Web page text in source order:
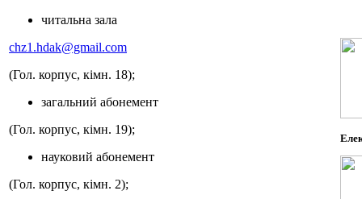
читальна зала
chz1.hdak@gmail.com
(Гол. корпус, кімн. 18);
загальний абонемент
(Гол. корпус, кімн. 19);
науковий абонемент
(Гол. корпус, кімн. 2);